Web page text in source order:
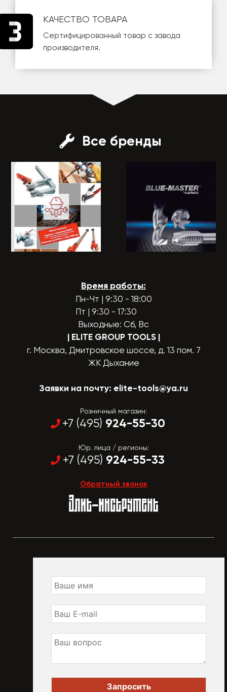
КАЧЕСТВО ТОВАРА
Сертифицированный товар с завода
производителя.
Все бренды
Время работы:
Пн-Чт | 9:30 - 18:00
Пт | 9:30 - 17:30
Выходные: Сб, Вс
| ELITE GROUP TOOLS |
г. Москва, Дмитровское шоссе, д. 13 пом. 7
ЖК Дыхание
Заявки на почту: elite-tools@ya.ru
Розничный магазин:
+7 (495) 924-55-30
Юр. лица / регионы:
+7 (495) 924-55-33
Обратный звонок